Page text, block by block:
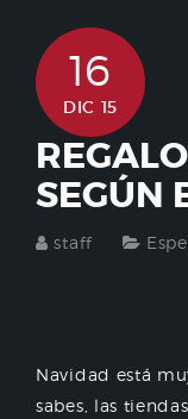
16
DIC 15
SEGÚN
staff
Navidad está
sabes, las